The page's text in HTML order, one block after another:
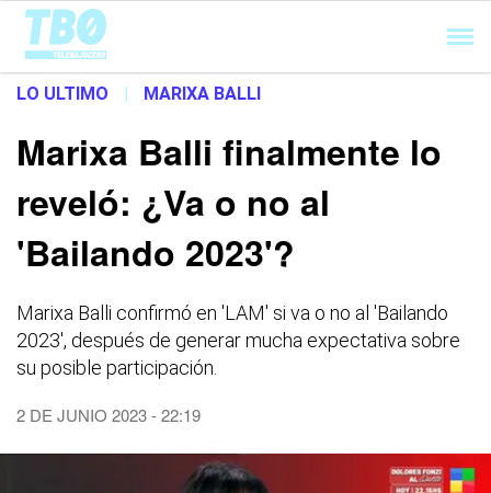
Cargando...
LO ULTIMO | MARIXA BALLI
Marixa Balli finalmente lo
reveló: ¿Va o no al
'Bailando 2023'?
Marixa Balli confirmó en 'LAM' si va o no al 'Bailando
2023', después de generar mucha expectativa sobre
su posible participación.
2 DE JUNIO 2023 - 22:19